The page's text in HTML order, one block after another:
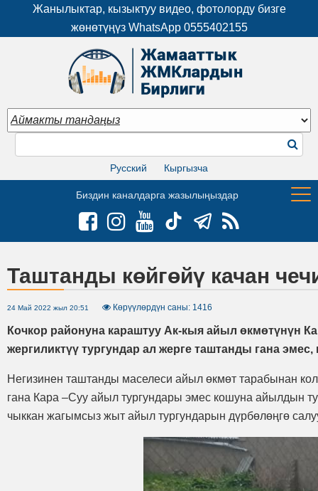
Жанылыктар, кызыктуу видео, фотолорду бизге
жөнөтүңүз WhatsApp 0555402155
Русский Кыргызча
Биздин каналдарга жазылыңыздар
Таштанды көйгөйү качан
24 Май 2022 жыл 20:51 Көрүүлөрдүн саны: 1416
Кочкор районуна караштуу Ак-кыя айыл өкмөтүнүн
жергиликтүү тургундар ал жерге таштанды гана
Негизинен таштанды маселеси айыл өкмөт тарабынан
гана Кара –Суу айыл тургундары эмес кошуна айылдын
чыккан жагымсыз жыт айыл тургундарын дүрбөлөңгө